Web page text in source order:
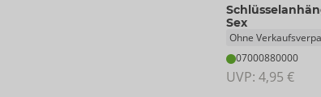
Sex
Ohne
07000880000
UVP: 4,95 €